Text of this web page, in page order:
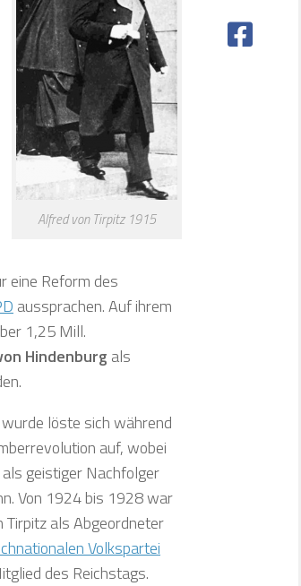
Alfred von Tirpitz 1915
eine Reform des
aussprachen. Auf ihrem
1,25 Mill.
Hindenburg als
wurde löste sich während
auf, wobei
geistiger Nachfolger
Von 1924 bis 1928 war
Tirpitz als Abgeordneter
Volkspartei
des Reichstags.